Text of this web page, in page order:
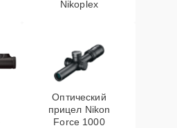
Nikoplex
Оптический
прицел Nikon
Force 1000